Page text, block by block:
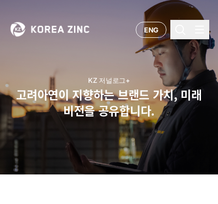
ENG
KZ 저널로그+
고려아연이 지향하는 브랜드 가치, 미래
비전을 공유합니다.